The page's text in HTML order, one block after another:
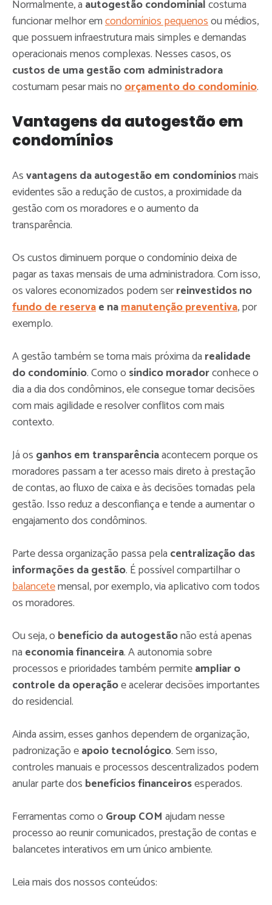
Normalmente, a autogestão condominialcostuma
funcionar melhor emcondomínios pequenosou médios,
que possuem infraestrutura mais simples e demandas
operacionais menos complexas. Nesses casos, os
custos de uma gestão com administradora
costumam pesar mais noorçamento do condomínio.
Vantagens da autogestão em
condomínios
Asvantagens da autogestão em condomíniosmais
evidentes são a redução de custos, a proximidade da
gestão com os moradores e o aumento da
transparência.
Os custos diminuem porque o condomínio deixa de
pagar as taxas mensais de uma administradora. Com isso,
os valores economizados podem serreinvestidos no
fundo de reservae namanutenção preventiva, por
exemplo.
A gestão também se torna mais próxima da realidade
do condomínio. Como o síndico moradorconhece o
dia a dia dos condôminos, ele consegue tomar decisões
com mais agilidade e resolver conflitos com mais
contexto.
Já os ganhos em transparênciaacontecem porque os
moradores passam a ter acesso mais direto à prestação
de contas, ao fluxo de caixa e às decisões tomadas pela
gestão. Isso reduz a desconfiança e tende a aumentar o
engajamento dos condôminos.
Parte dessa organização passa pela centralização das
informações da gestão. É possível compartilhar o
balancetemensal, por exemplo, via aplicativo com todos
os moradores.
Ou seja, o benefício da autogestãonão está apenas
na economia financeira. A autonomia sobre
processos e prioridades também permiteampliar o
controle da operaçãoe acelerar decisões importantes
do residencial.
Ainda assim, esses ganhos dependem de organização,
padronização eapoio tecnológico. Sem isso,
controles manuais e processos descentralizados podem
anular parte dos benefícios financeirosesperados.
Ferramentas como o Group COM ajudam nesse
processo ao reunir comunicados, prestação de contas e
balancetes interativos em um único ambiente.
Leia mais dos nossos conteúdos: